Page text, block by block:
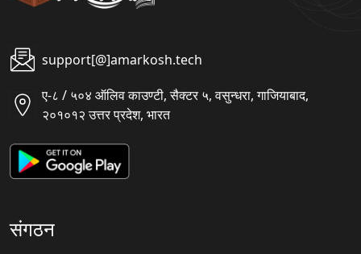
support[@]amarkosh.tech
ए-८ / ५०४ ऑलिव काउण्टी, सैक्टर ५, वसुन्धरा, गाजियाबाद,
२०१०१२ उत्तर प्रदेश, भारत
संगठन